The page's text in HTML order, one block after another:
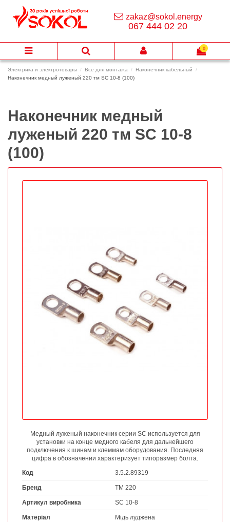
Электрика и электротовары Все для монтажа
Наконечник кабельный
Наконечник медный луженый 220 тм SC 10-8 (100)
Наконечник медный
луженый 220 тм SC 10-8
(100)
Медный луженый наконечник серии SC используется для
установки на конце медного кабеля для дальнейшего
подключения к шинам и клеммам оборудования. Последняя
цифра в обозначении характеризует типоразмер болта.
Код
3.5.2.89319
Бренд ТМ 220
Артикул виробника SC 10-8
Матеріал Мідь луджена
zakaz@sokol.energy
067 444 02 20
0